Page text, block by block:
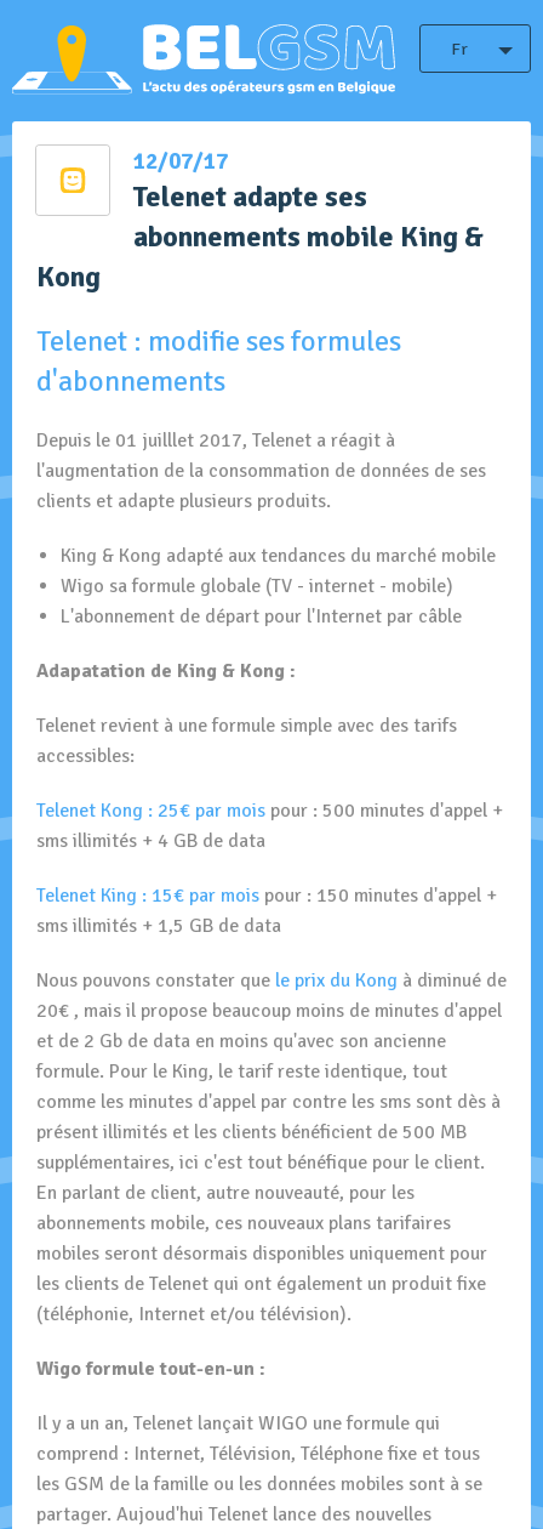
Fr
12/07/17
Telenet adapte ses
abonnements mobile King &
Kong
Telenet : modifie ses formules
d'abonnements
Depuis le 01 juilllet 2017, Telenet a réagit à
l'augmentation de la consommation de données de ses
clients et adapte plusieurs produits.
King & Kong adapté aux tendances du marché mobile
Wigo sa formule globale (TV - internet - mobile)
L'abonnement de départ pour l'Internet par câble
Adapatation de King & Kong :
Telenet revient à une formule simple avec des tarifs
accessibles:
Telenet Kong : 25€ par mois pour : 500 minutes d'appel +
sms illimités + 4 GB de data
Telenet King : 15€ par mois pour : 150 minutes d'appel +
sms illimités + 1,5 GB de data
Nous pouvons constater que le prix du Kong à diminué de
20€ , mais il propose beaucoup moins de minutes d'appel
et de 2 Gb de data en moins qu'avec son ancienne
formule. Pour le King, le tarif reste identique, tout
comme les minutes d'appel par contre les sms sont dès à
présent illimités et les clients bénéficient de 500 MB
supplémentaires, ici c'est tout bénéfique pour le client.
En parlant de client, autre nouveauté, pour les
abonnements mobile, ces nouveaux plans tarifaires
mobiles seront désormais disponibles uniquement pour
les clients de Telenet qui ont également un produit fixe
(téléphonie, Internet et/ou télévision).
Wigo formule tout-en-un :
Il y a un an, Telenet lançait WIGO une formule qui
comprend : Internet, Télévision, Téléphone fixe et tous
les GSM de la famille ou les données mobiles sont à se
partager. Aujoud'hui Telenet lance des nouvelles